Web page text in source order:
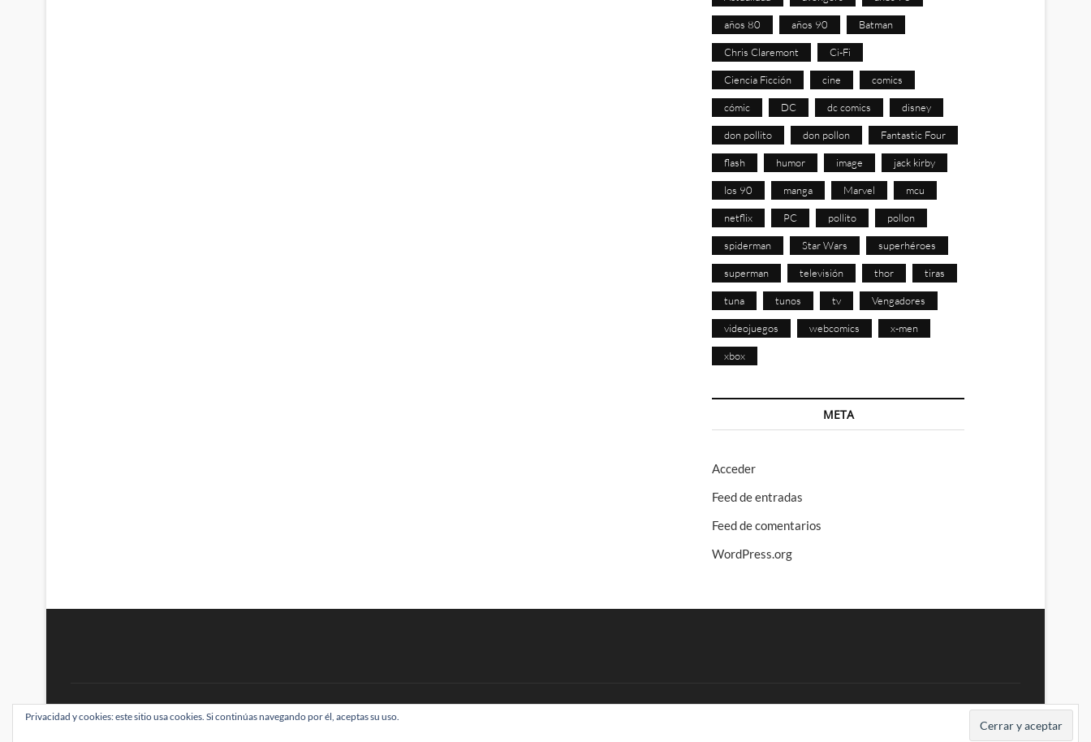
años 80 años 90 Batman
Chris Claremont Ci-Fi
Ciencia Ficción cine comics
cómic DC dc comics disney
don pollito don pollon Fantastic Four
flash humor image jack kirby
los 90 manga Marvel mcu
netflix PC pollito pollon
spiderman Star Wars superhéroes
superman televisión thor tiras
tuna tunos tv Vengadores
videojuegos webcomics x-men
xbox
META
Acceder
Feed de entradas
Feed de comentarios
WordPress.org
BRAINSTOMPING| Diseñado por:Theme Freesia|WordPress| © Todos los derechos reservados
Privacidad y cookies: este sitio usa cookies. Si continúas navegando por él, aceptas su uso.